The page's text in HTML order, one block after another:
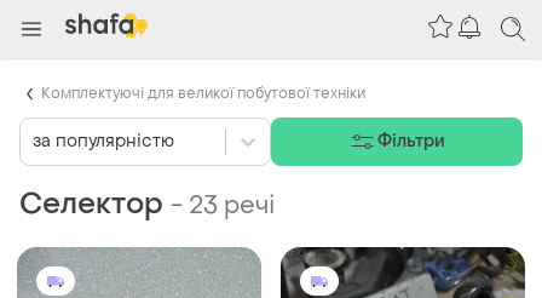
Селектор - 23 речі
за популярністю Фільтри
Комплектуючі для великої побутової техніки